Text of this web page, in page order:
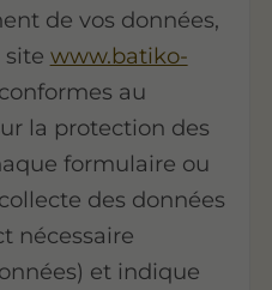
de vos données,
www.batiko-
au
la protection des
formulaire ou
des données
nécessaire
et indique